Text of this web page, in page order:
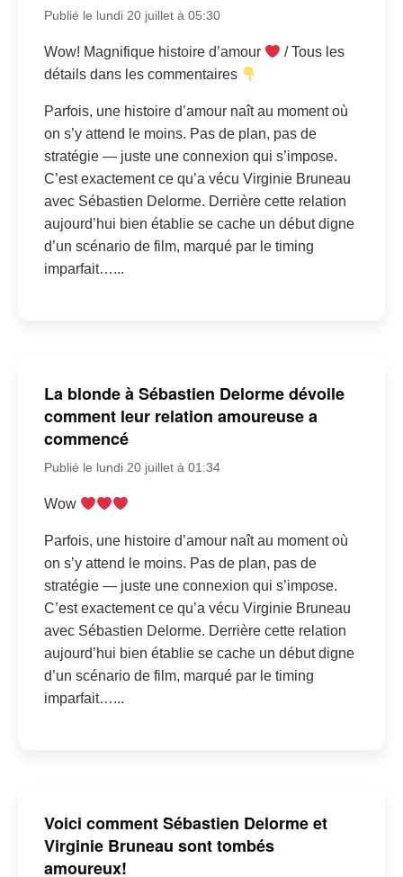
Publié le lundi 20 juillet à 05:30
Wow! Magnifique histoire d’amour
/ Tous les
détails dans les commentaires
Parfois, une histoire d’amour naît au moment où
on s’y attend le moins. Pas de plan, pas de
stratégie — juste une connexion qui s’impose.
C’est exactement ce qu’a vécu Virginie Bruneau
avec Sébastien Delorme. Derrière cette relation
aujourd’hui bien établie se cache un début digne
d’un scénario de film, marqué par le timing
imparfait…...
La blonde à Sébastien Delorme dévoile
comment leur relation amoureuse a
commencé
Publié le lundi 20 juillet à 01:34
Wow
Parfois, une histoire d’amour naît au moment où
on s’y attend le moins. Pas de plan, pas de
stratégie — juste une connexion qui s’impose.
C’est exactement ce qu’a vécu Virginie Bruneau
avec Sébastien Delorme. Derrière cette relation
aujourd’hui bien établie se cache un début digne
d’un scénario de film, marqué par le timing
imparfait…...
Voici comment Sébastien Delorme et
Virginie Bruneau sont tombés
amoureux!